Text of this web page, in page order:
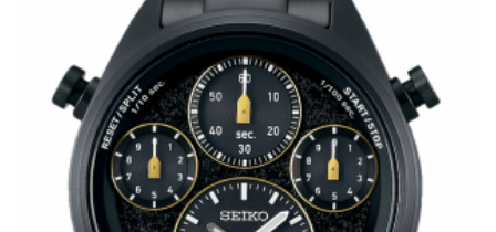
d
b
y
p
r
i
c